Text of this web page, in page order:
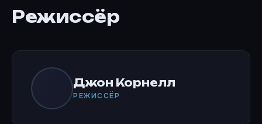
Режиссёр
Джон Корнелл
РЕЖИССЁР